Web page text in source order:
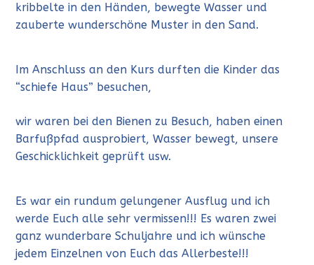
kribbelte in den Händen, bewegte Wasser und
zauberte wunderschöne Muster in den Sand.
Im Anschluss an den Kurs durften die Kinder das
“schiefe Haus” besuchen,
wir waren bei den Bienen zu Besuch, haben einen
Barfußpfad ausprobiert, Wasser bewegt, unsere
Geschicklichkeit geprüft usw.
Es war ein rundum gelungener Ausflug und ich
werde Euch alle sehr vermissen!!! Es waren zwei
ganz wunderbare Schuljahre und ich wünsche
jedem Einzelnen von Euch das Allerbeste!!!